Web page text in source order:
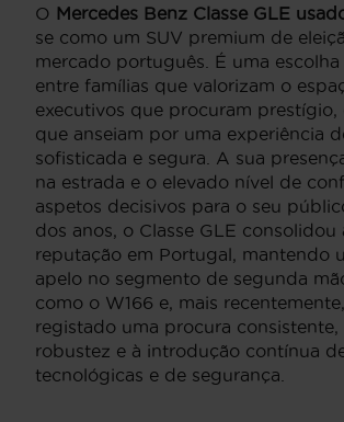
O Mercedes Benz Classe GLE
se como um SUV premium de
mercado português. É uma
entre famílias que valorizam o
executivos que procuram prestígio,
que anseiam por uma experiência
sofisticada e segura. A sua
na estrada e o elevado nível de
aspetos decisivos para o seu
dos anos, o Classe GLE consolidou
reputação em Portugal, mantendo
apelo no segmento de segunda
como o W166 e, mais
registado uma procura consistente,
robustez e à introdução contínua
tecnológicas e de segurança.